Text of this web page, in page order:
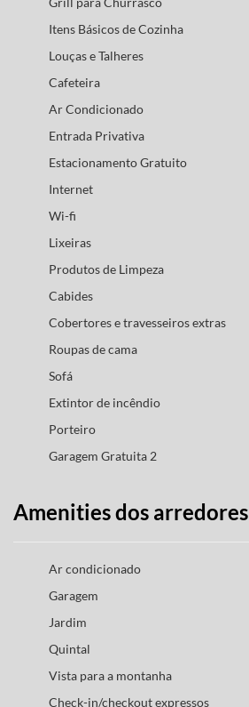
Itens Básicos de Cozinha
Louças e Talheres
Cafeteira
Ar Condicionado
Entrada Privativa
Estacionamento Gratuito
Internet
Wi-fi
Lixeiras
Produtos de Limpeza
Cabides
Cobertores e travesseiros extras
Roupas de cama
Sofá
Extintor de incêndio
Porteiro
Garagem Gratuita 2
Amenities dos arredores
Ar condicionado
Garagem
Jardim
Quintal
Vista para a montanha
Check-in/checkout expressos